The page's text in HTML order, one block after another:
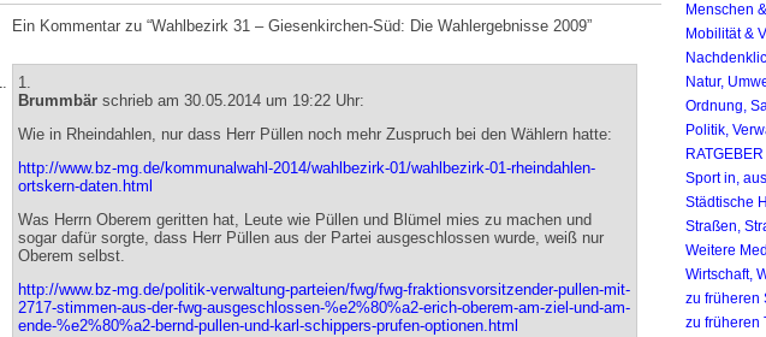
Ein Kommentar zu “Wahlbezirk 31 – Giesenkirchen-Süd: Die Wahlergebnisse 2009”
1.
Brummbär schrieb am 30.05.2014 um 19:22 Uhr:
Wie in Rheindahlen, nur dass Herr Püllen noch mehr Zuspruch bei den Wählern hatte:
http://www.bz-mg.de/kommunalwahl-2014/wahlbezirk-01/wahlbezirk-01-rheindahlen-
ortskern-daten.html
Was Herrn Oberem geritten hat, Leute wie Püllen und Blümel mies zu machen und
sogar dafür sorgte, dass Herr Püllen aus der Partei ausgeschlossen wurde, weiß nur
Oberem selbst.
http://www.bz-mg.de/politik-verwaltung-parteien/fwg/fwg-fraktionsvorsitzender-pullen-mit-
2717-stimmen-aus-der-fwg-ausgeschlossen-%e2%80%a2-erich-oberem-am-ziel-und-am-
ende-%e2%80%a2-bernd-pullen-und-karl-schippers-prufen-optionen.html
Menschen
Mobilität &
Natur,
Ordnung,
Politik,
RATGEBER
Sport in,
Städtische
Straßen,
Weitere
Wirtschaft,
zu früheren
zu früheren